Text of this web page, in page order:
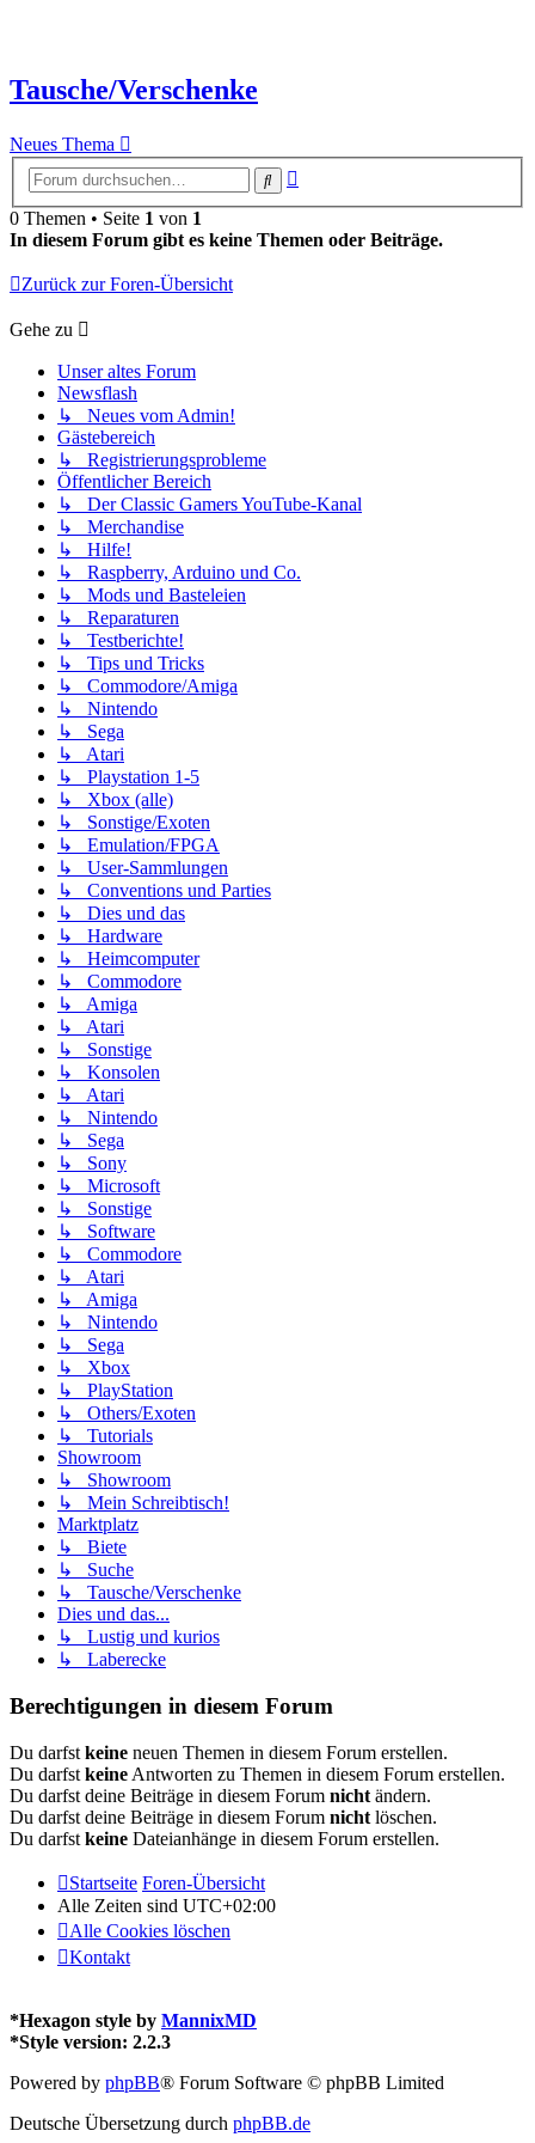
Tausche/Verschenke
Neues Thema
Suche
0 Themen • Seite 1 von 1
In diesem Forum gibt es keine Themen oder Beiträge.
Zurück zur Foren-Übersicht
Gehe zu
Unser altes Forum
Newsflash
↳ Neues vom Admin!
Gästebereich
↳ Registrierungsprobleme
Öffentlicher Bereich
↳ Der Classic Gamers YouTube-Kanal
↳ Merchandise
↳ Hilfe!
↳ Raspberry, Arduino und Co.
↳ Mods und Basteleien
↳ Reparaturen
↳ Testberichte!
↳ Tips und Tricks
↳ Commodore/Amiga
↳ Nintendo
↳ Sega
↳ Atari
↳ Playstation 1-5
↳ Xbox (alle)
↳ Sonstige/Exoten
↳ Emulation/FPGA
↳ User-Sammlungen
↳ Conventions und Parties
↳ Dies und das
↳ Hardware
↳ Heimcomputer
↳ Commodore
↳ Amiga
↳ Atari
↳ Sonstige
↳ Konsolen
↳ Atari
↳ Nintendo
↳ Sega
↳ Sony
↳ Microsoft
↳ Sonstige
↳ Software
↳ Commodore
↳ Atari
↳ Amiga
↳ Nintendo
↳ Sega
↳ Xbox
↳ PlayStation
↳ Others/Exoten
↳ Tutorials
Showroom
↳ Showroom
↳ Mein Schreibtisch!
Marktplatz
↳ Biete
↳ Suche
↳ Tausche/Verschenke
Dies und das...
↳ Lustig und kurios
↳ Laberecke
Berechtigungen in diesem Forum
Du darfst keine neuen Themen in diesem Forum erstellen.
Du darfst keine Antworten zu Themen in diesem Forum erstellen.
Du darfst deine Beiträge in diesem Forum nicht ändern.
Du darfst deine Beiträge in diesem Forum nicht löschen.
Du darfst keine Dateianhänge in diesem Forum erstellen.
Startseite Foren-Übersicht
Alle Zeiten sind UTC+02:00
Alle Cookies löschen
Kontakt
*Hexagon style by MannixMD
*Style version: 2.2.3
Powered by phpBB® Forum Software © phpBB Limited
Deutsche Übersetzung durch phpBB.de